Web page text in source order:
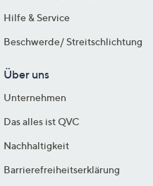
Hilfe & Service
Beschwerde/ Streitschlichtung
Über uns
Unternehmen
Das alles ist QVC
Nachhaltigkeit
Barrierefreiheitserklärung